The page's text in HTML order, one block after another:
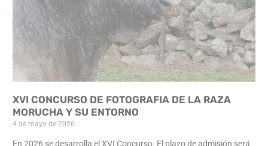
XVI CONCURSO DE FOTOGRAFIA DE LA RAZA
MORUCHA Y SU ENTORNO
4 de mayo de 2026
En 2026 se desarrolla el XVI Concurso. El plazo de admisión será